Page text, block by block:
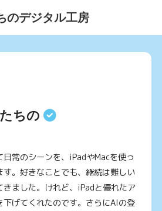
のデジタル工房
ちの
常のシーンを、iPadやMacを使っ
す。好きなことでも、継続は難しい
ました。けれど、iPadと優れたア
下げてくれたのです。さらにAIの登